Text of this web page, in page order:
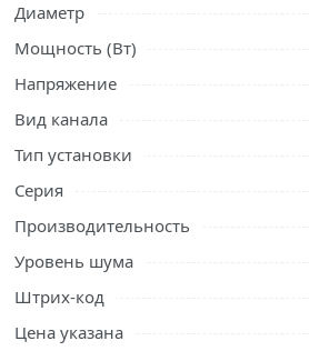
Ознакомьтесь с подробными
правильный выбор и заказать
профессиональные менеджеры
свяжутся с Вами для согласования
Условия доставки и цены на
вентилятор ERA CV-200 89-048 из
Вентиляторы вытяжные
Диаметр
Мощность (Вт)
Напряжение
Вид канала
Тип установки
Серия
Производительность
Уровень шума
Штрих-код
Цена указана